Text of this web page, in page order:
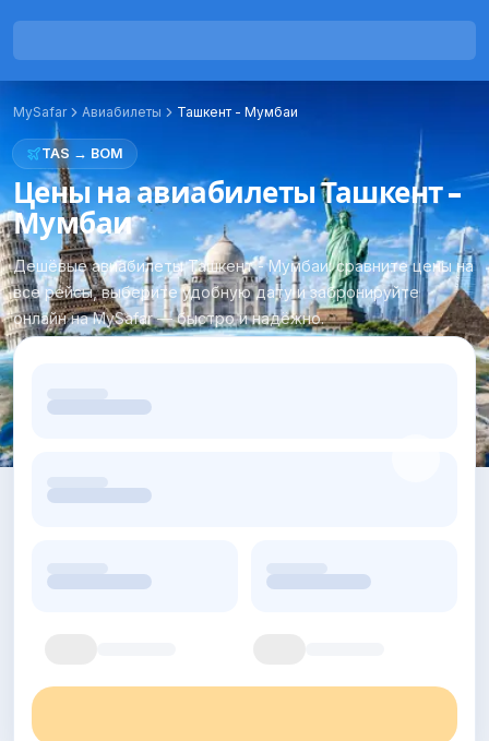
MySafar Авиабилеты Ташкент - Мумбаи
TAS → BOM
Цены на авиабилеты Ташкент -
Мумбаи
Дешёвые авиабилеты Ташкент - Мумбаи: сравните цены на
все рейсы, выберите удобную дату и забронируйте
онлайн на MySafar — быстро и надёжно.